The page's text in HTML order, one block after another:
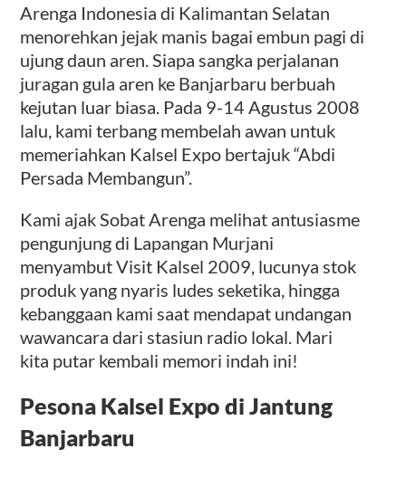
Arenga Indonesia di Kalimantan Selatan
menorehkan jejak manis bagai embun pagi di
ujung daun aren. Siapa sangka perjalanan
juragan gula aren ke Banjarbaru berbuah
kejutan luar biasa. Pada 9-14 Agustus 2008
lalu, kami terbang membelah awan untuk
memeriahkan Kalsel Expo bertajuk “Abdi
Persada Membangun”.
Kami ajak Sobat Arenga melihat antusiasme
pengunjung di Lapangan Murjani
menyambut Visit Kalsel 2009, lucunya stok
produk yang nyaris ludes seketika, hingga
kebanggaan kami saat mendapat undangan
wawancara dari stasiun radio lokal. Mari
kita putar kembali memori indah ini!
Pesona Kalsel Expo di Jantung
Banjarbaru